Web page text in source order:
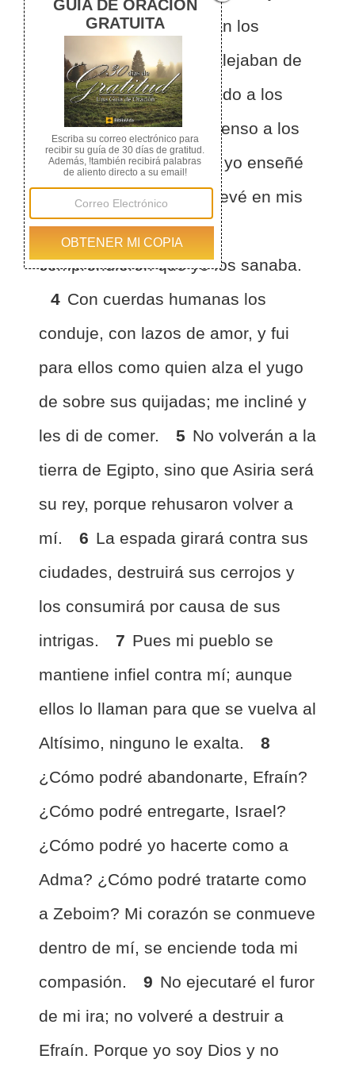
Cuanto más los llamaban los
profetas, tanto más se alejaban de
ellos; seguían sacrificando a los
Baales y quemando incienso a los
ídolos.
3 Sin embargo yo enseñé
a andar a Efraín, yo lo llevé en mis
brazos; pero ellos no
comprendieron que yo los sanaba.
4 Con cuerdas humanas los
conduje, con lazos de amor, y fui
para ellos como quien alza el yugo
de sobre sus quijadas; me incliné y
les di de comer.
5 No volverán a la
tierra de Egipto, sino que Asiria será
su rey, porque rehusaron volver a
mí.
6 La espada girará contra sus
ciudades, destruirá sus cerrojos y
los consumirá por causa de sus
intrigas.
7 Pues mi pueblo se
mantiene infiel contra mí; aunque
ellos lo llaman para que se vuelva al
Altísimo, ninguno le exalta.
8
¿Cómo podré abandonarte, Efraín?
¿Cómo podré entregarte, Israel?
¿Cómo podré yo hacerte como a
Adma? ¿Cómo podré tratarte como
a Zeboim? Mi corazón se conmueve
dentro de mí, se enciende toda mi
compasión.
9 No ejecutaré el furor
de mi ira; no volveré a destruir a
Efraín. Porque yo soy Dios y no